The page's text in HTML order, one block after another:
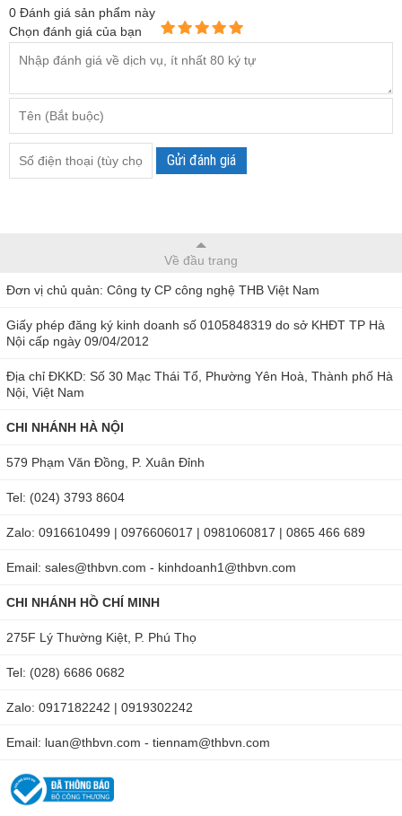
0 Đánh giá sản phẩm này
Chọn đánh giá của bạn
Gửi đánh giá
Về đầu trang
Đơn vị chủ quản: Công ty CP công nghệ THB Việt Nam
Giấy phép đăng ký kinh doanh số 0105848319 do sở KHĐT TP Hà
Nội cấp ngày 09/04/2012
Địa chỉ ĐKKD: Số 30 Mạc Thái Tổ, Phường Yên Hoà, Thành phố Hà
Nội, Việt Nam
CHI NHÁNH HÀ NỘI
579 Phạm Văn Đồng, P. Xuân Đỉnh
Tel: (024) 3793 8604
Zalo: 0916610499 | 0976606017 | 0981060817 | 0865 466 689
Email: sales@thbvn.com - kinhdoanh1@thbvn.com
CHI NHÁNH HỒ CHÍ MINH
275F Lý Thường Kiệt, P. Phú Thọ
Tel: (028) 6686 0682
Zalo: 0917182242 | 0919302242
Email: luan@thbvn.com - tiennam@thbvn.com